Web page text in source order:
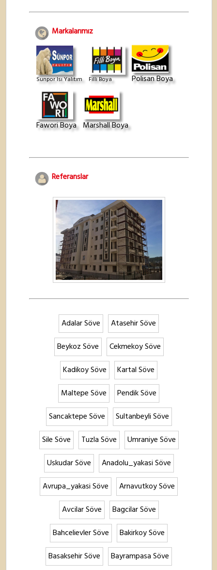
Markalarımız
Sunpor Isı Yalıtım Filli Boya Polisan Boya
Fawori Boya Marshall Boya
Referanslar
Adalar Söve
Atasehir Söve
Beykoz Söve
Cekmekoy Söve
Kadikoy Söve
Kartal Söve
Maltepe Söve
Pendik Söve
Sancaktepe Söve
Sultanbeyli Söve
Sile Söve
Tuzla Söve
Umraniye Söve
Uskudar Söve
Anadolu_yakasi Söve
Avrupa_yakasi Söve
Arnavutkoy Söve
Avcilar Söve
Bagcilar Söve
Bahcelievler Söve
Bakirkoy Söve
Basaksehir Söve
Bayrampasa Söve